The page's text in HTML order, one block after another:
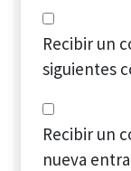
Recibir un
siguientes
Recibir un
nueva